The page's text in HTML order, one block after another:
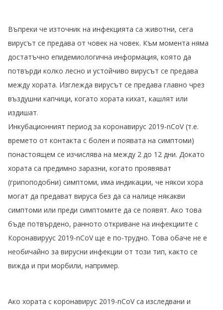
Въпреки че източник на инфекцията са животни, сега
вирусът се предава от човек на човек. Към момента няма
достатъчно епидемиологична информация, която да
потвърди колко лесно и устойчиво вирусът се предава
между хората. Изглежда вирусът се предава главно чрез
въздушни капчици, когато хората кихат, кашлят или
издишат.
Инкубационният период за коронавирус 2019-nCoV (т.е.
времето от контакта с болен и появата на симптоми)
понастоящем се изчислява на между 2 до 12 дни. Докато
хората са предимно заразни, когато проявяват
(грипоподобни) симптоми, има индикации, че някои хора
могат да предават вируса без да са налице някакви
симптоми или преди симптомите да се появят. Ако това
бъде потвърдено, ранното откриване на инфекциите с
Коронавируус 2019-nCoV ще е по-трудно. Това обаче не е
необичайно за вирусни инфекции от този тип, както се
вижда и при морбили, например.
Ако хората с коронавирус 2019-nCoV са изследвани и